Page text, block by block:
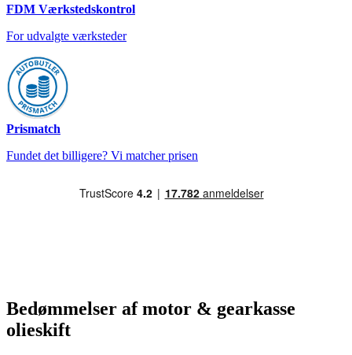
FDM Værkstedskontrol
For udvalgte værksteder
Prismatch
Fundet det billigere? Vi matcher prisen
Bedømmelser af motor & gearkasse
olieskift